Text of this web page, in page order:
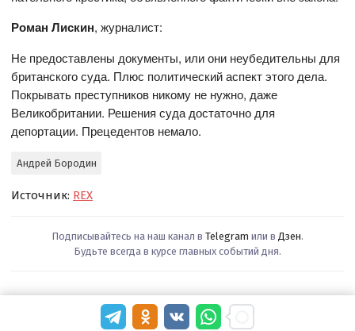
Роман Лискин, журналист:
Не предоставлены документы, или они неубедительны для
британского суда. Плюс политический аспект этого дела.
Покрывать преступников никому не нужно, даже
Великобритании. Решения суда достаточно для
депортации. Прецедентов немало.
Андрей Бородин
Источник: REX
Подписывайтесь на наш канал в Telegram или в Дзен.
Будьте всегда в курсе главных событий дня.